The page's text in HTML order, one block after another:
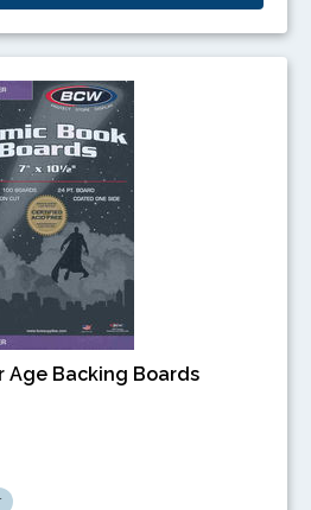
Age Backing Boards